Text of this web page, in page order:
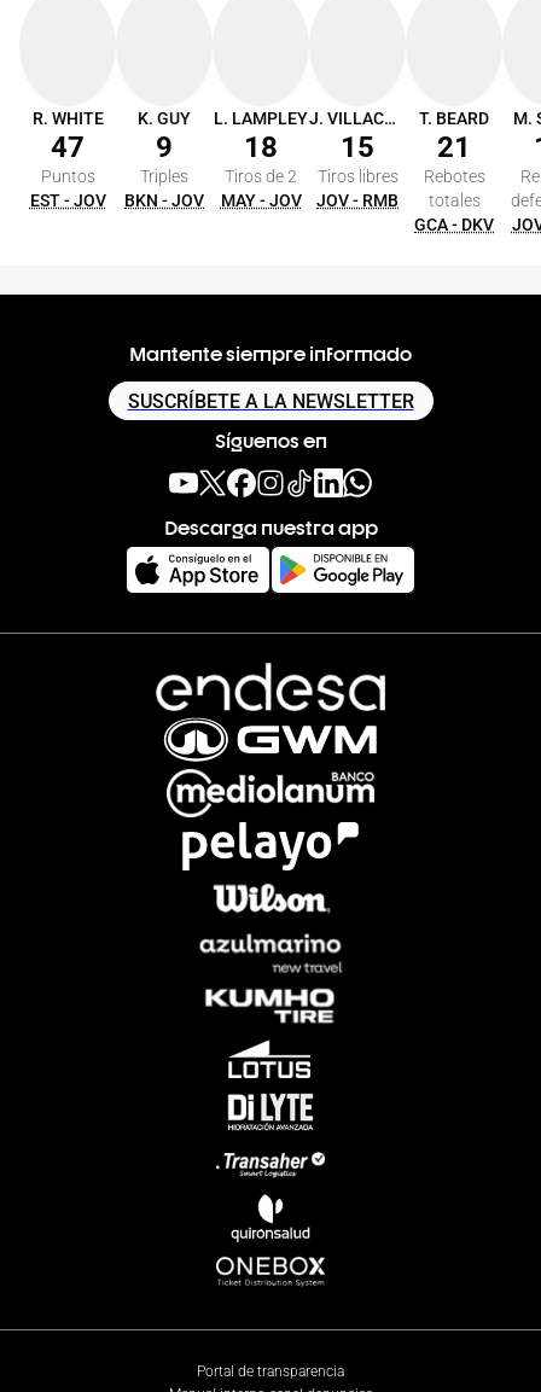
R. WHITE
47
Puntos
EST - JOV
K. GUY
9
Triples
BKN - JOV
L. LAMPLEY
18
Tiros de 2
MAY - JOV
J. VILLACAMPA
15
Tiros libres
JOV - RMB
T. BEARD
21
Rebotes
totales
GCA - DKV
M.
Mantente siempre informado
SUSCRÍBETE A LA NEWSLETTER
Síguenos en
Descarga nuestra app
Portal de transparencia